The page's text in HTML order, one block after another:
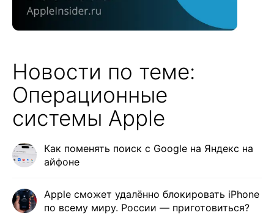
Новости по теме:
Операционные
системы Apple
Как поменять поиск с Google на Яндекс на
айфоне
Apple сможет удалённо блокировать iPhone
по всему миру. России — приготовиться?